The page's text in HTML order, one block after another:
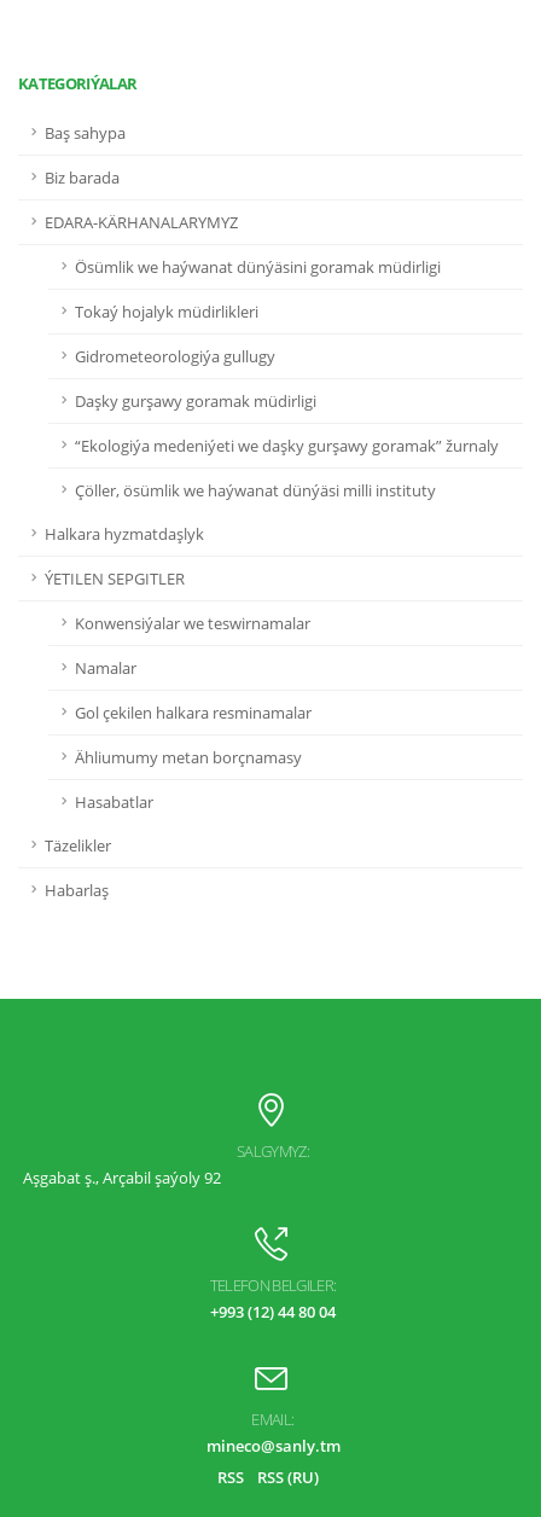
KATEGORIÝALAR
Baş sahypa
Biz barada
EDARA-KÄRHANALARYMYZ
Ösümlik we haýwanat dünýäsini goramak müdirligi
Tokaý hojalyk müdirlikleri
Gidrometeorologiýa gullugy
Daşky gurşawy goramak müdirligi
“Ekologiýa medeniýeti we daşky gurşawy goramak” žurnaly
Çöller, ösümlik we haýwanat dünýäsi milli instituty
Halkara hyzmatdaşlyk
ÝETILEN SEPGITLER
Konwensiýalar we teswirnamalar
Namalar
Gol çekilen halkara resminamalar
Ähliumumy metan borçnamasy
Hasabatlar
Täzelikler
Habarlaş
SALGYMYZ:
Aşgabat ş., Arçabil şaýoly 92
TELEFON BELGILER:
+993 (12) 44 80 04
EMAIL:
mineco@sanly.tm
RSS
RSS (RU)